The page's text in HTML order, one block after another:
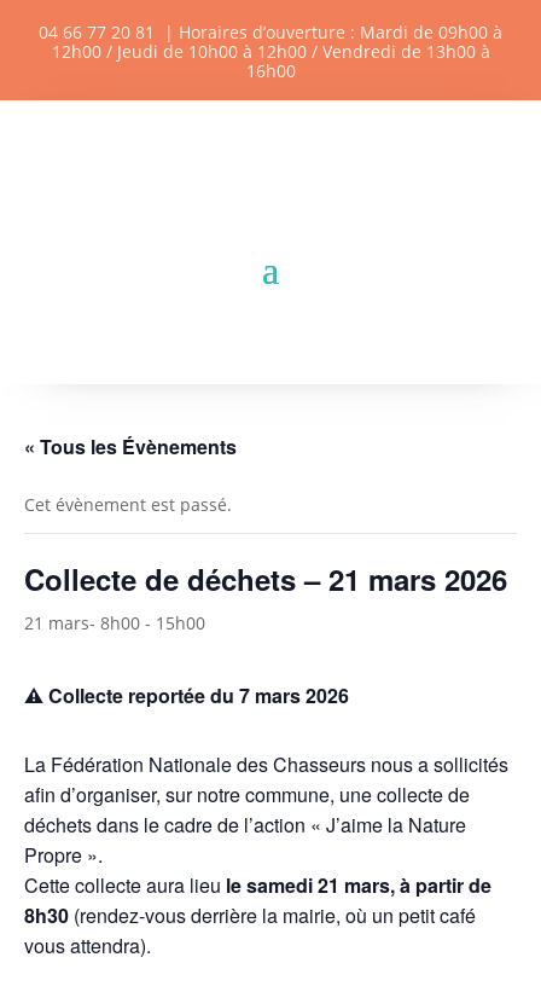
04 66 77 20 81
| Horaires d’ouverture : Mardi de 09h00 à
12h00 / Jeudi de 10h00 à 12h00 / Vendredi de 13h00 à
16h00
« Tous les Évènements
Cet évènement est passé.
Collecte de déchets – 21 mars 2026
21 mars- 8h00 - 15h00
⚠️ Collecte reportée du 7 mars 2026
La Fédération Nationale des Chasseurs nous a sollicités
afin d’organiser, sur notre commune, une collecte de
déchets dans le cadre de l’action « J’aime la Nature
Propre ».
Cette collecte aura lieu le samedi 21 mars, à partir de
8h30 (rendez-vous derrière la mairie, où un petit café
vous attendra).